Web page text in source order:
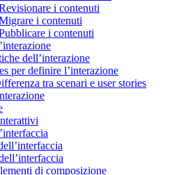
i contenuti
i contenuti
i contenuti
dell’interazione
per definire l’interazione
tra scenari e user stories
di composizione